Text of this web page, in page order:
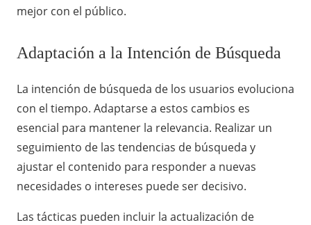
mejor con el público.
Adaptación a la Intención de Búsqueda
La intención de búsqueda de los usuarios evoluciona
con el tiempo. Adaptarse a estos cambios es
esencial para mantener la relevancia. Realizar un
seguimiento de las tendencias de búsqueda y
ajustar el contenido para responder a nuevas
necesidades o intereses puede ser decisivo.
Las tácticas pueden incluir la actualización de